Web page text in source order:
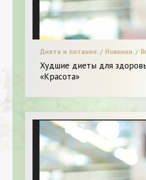
Диета и питание. / Новинки. /
чем носить. / Я и Красота.
Худшие диеты для
«Красота»